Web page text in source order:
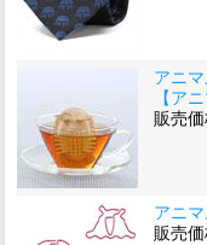
アニ
【ア
販売
アニ
販売